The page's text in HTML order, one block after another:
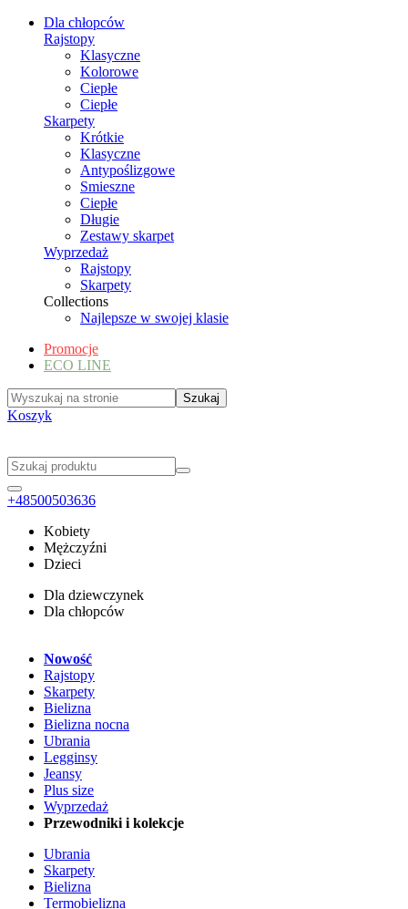
Dla chłopców
Rajstopy
Klasyczne
Kolorowe
Ciepłe
Ciepłe
Skarpety
Krótkie
Klasyczne
Antypoślizgowe
Smieszne
Ciepłe
Długie
Zestawy skarpet
Wyprzedaż
Rajstopy
Skarpety
Collections
Najlepsze w swojej klasie
Promocje
ECO LINE
Koszyk
+48500503636
Kobiety
Mężczyźni
Dzieci
Dla dziewczynek
Dla chłopców
Nowość
Rajstopy
Skarpety
Bielizna
Bielizna nocna
Ubrania
Legginsy
Jeansy
Plus size
Wyprzedaż
Przewodniki i kolekcje
Ubrania
Skarpety
Bielizna
Termobielizna